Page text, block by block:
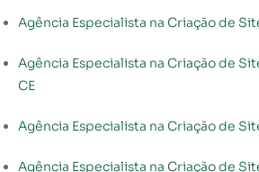
Agência Especialista na Criação de
Agência Especialista na Criação de
CE
Agência Especialista na Criação de
Agência Especialista na Criação de